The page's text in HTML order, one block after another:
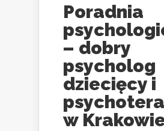
Poradnia
– dobry
psycholog
dziecięcy i
w